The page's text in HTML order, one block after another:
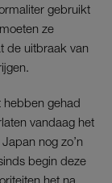
gebruikt
ze
de uitbraak van
hebben gehad
vandaag het
nog zo’n
begin deze
het na